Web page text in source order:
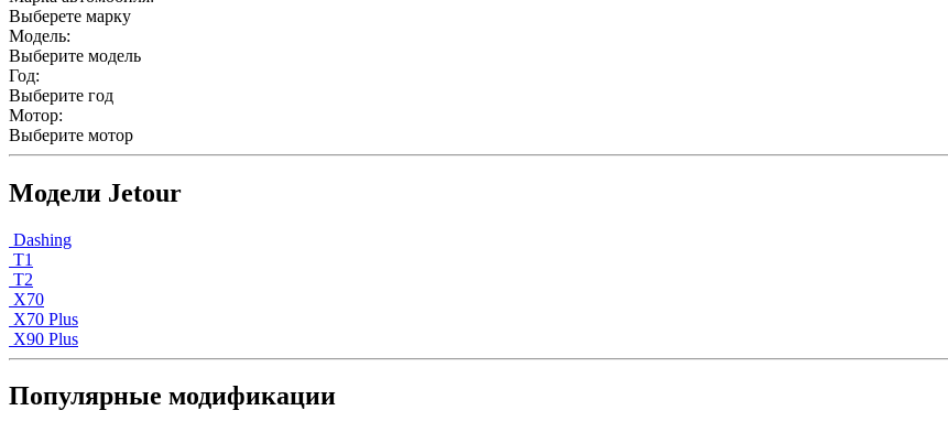
Выберете марку
Модель:
Выберите модель
Год:
Выберите год
Мотор:
Выберите мотор
Модели Jetour
Dashing
T1
T2
X70
X70 Plus
X90 Plus
Популярные модификации